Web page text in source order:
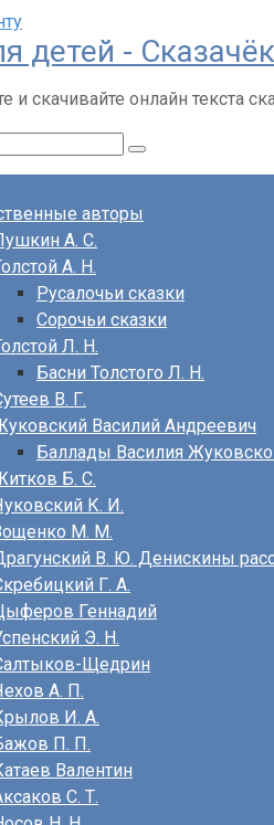
детей - Сказачёк
и скачивайте онлайн текста
авторы
А. С.
А. Н.
Русалочьи сказки
Сорочьи сказки
Л. Н.
Басни Толстого Л. Н.
В. Г.
Василий Андреевич
Баллады Василия
Б. С.
К. И.
М. М.
В. Ю. Денискины
Г. А.
Геннадий
Э. Н.
Щедрин
А. П.
И. А.
П. П.
Валентин
С. Т.